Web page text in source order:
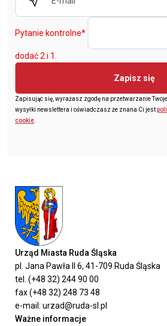
Pytanie kontrolne*
dodać 2 i 1.
Zapisz się
Zapisując się, wyrażasz zgodę na przetwarzanie
wysyłki newslettera i oświadczasz że znana Ci jest
cookie
Urząd Miasta Ruda Śląska
pl. Jana Pawła II 6, 41-709 Ruda Śląska
tel. (+48 32) 244 90 00
fax (+48 32) 248 73 48
e-mail: urzad@ruda-sl.pl
Ważne informacje